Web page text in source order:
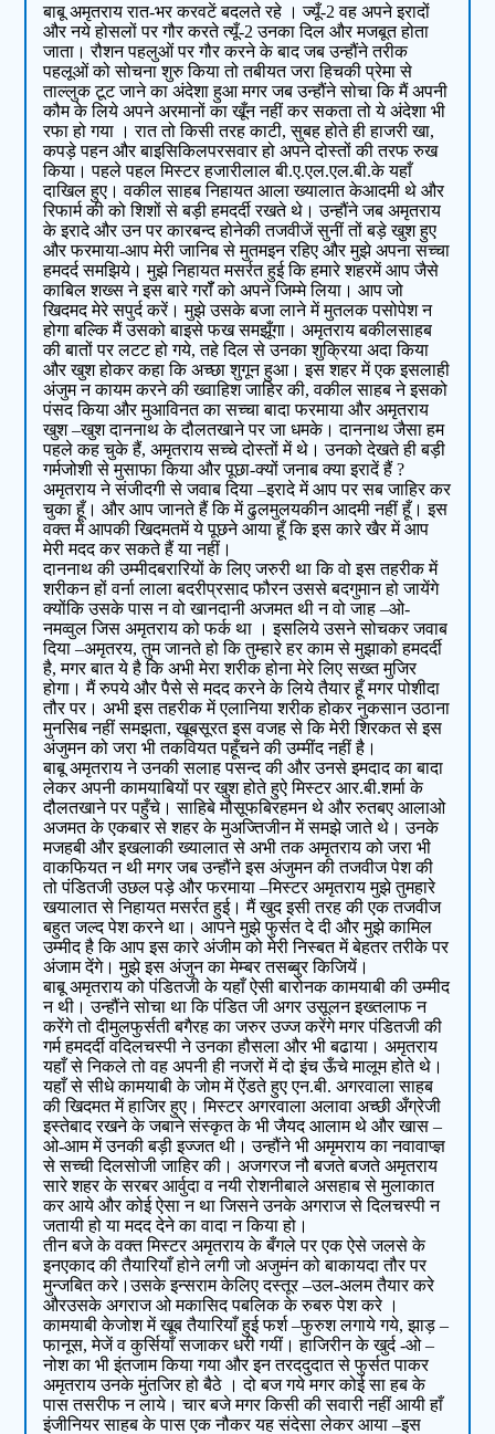
बाबू अमृतराय रात-भर करवटें बदलते रहे । ज्यूँ-2 वह अपने इरादों
और नये होसलों पर गौर करते त्यूँ-2 उनका दिल और मजबूत होता
जाता। रौशन पहलुओं पर गौर करने के बाद जब उन्हौंने तरीक
पहलूओं को सोचना शुरु किया तो तबीयत जरा हिचकी प्रेमा से
ताल्लुक टूट जाने का अंदेशा हुआ मगर जब उन्हौंने सोचा कि मैं अपनी
कौम के लिये अपने अरमानों का खूँन नहीं कर सकता तो ये अंदेशा भी
रफा हो गया । रात तो किसी तरह काटी, सुबह होते ही हाजरी खा,
कपड़े पहन और बाइसिकिलपरसवार हो अपने दोस्तों की तरफ रुख
किया। पहले पहल मिस्टर हजारीलाल बी.ए.एल.एल.बी.के यहाँ
दाखिल हुए। वकील साहब निहायत आला ख्यालात केआदमी थे और
रिफार्म की को शिशों से बड़ी हमदर्दी रखते थे। उन्हौंने जब अमृतराय
के इरादे और उन पर कारबन्द होनेकी तजवीजें सुनीं तों बड़े खुश हुए
और फरमाया-आप मेरी जानिब से मुतमइन रहिए और मुझे अपना सच्चा
हमदर्द समझिये। मुझे निहायत मसर्रत हुई कि हमारे शहरमें आप जैसे
काबिल शख्स ने इस बारे गरॉँ को अपने जिम्मे लिया। आप जो
खिदमद मेरे सपुर्द करें। मुझे उसके बजा लाने में मुतलक पसोपेश न
होगा बल्कि मैं उसको बाइसे फख समझूँगा। अमृतराय बकीलसाहब
की बातों पर लटट हो गये, तहे दिल से उनका शुक्रिया अदा किया
और खुश होकर कहा कि अच्छा शुगून हुआ। इस शहर में एक इसलाही
अंजुम न कायम करने की ख्वाहिश जाहिर की, वकील साहब ने इसको
पंसद किया और मुआविनत का सच्चा बादा फरमाया और अमृतराय
खुश –खुश दाननाथ के दौलतखाने पर जा धमके। दाननाथ जैसा हम
पहले कह चुके हैं, अमृतराय सच्चे दोस्तों में थे। उनको देखते ही बड़ी
गर्मजोशी से मुसाफा किया और पूछा-क्यों जनाब क्या इरादें हैं ?
अमृतराय ने संजीदगी से जवाब दिया –इरादे में आप पर सब जाहिर कर
चुका हूँ। और आप जानते हैं कि में ढुलमुलयकीन आदमी नहीं हूँ। इस
वक्त में आपकी खिदमतमें ये पूछने आया हूँ कि इस कारे खैर में आप
मेरी मदद कर सकते हैं या नहीं।
दाननाथ की उम्मीदबरारियों के लिए जरुरी था कि वो इस तहरीक में
शरीकन हों वर्ना लाला बदरीप्रसाद फौरन उससे बदगुमान हो जायेंगे
क्योंकि उसके पास न वो खानदानी अजमत थी न वो जाह –ओ-
नमव्वुल जिस अमृतराय को फर्क था । इसलिये उसने सोचकर जवाब
दिया –अमृतरय, तुम जानते हो कि तुम्हारे हर काम से मुझाको हमदर्दी
है, मगर बात ये है कि अभी मेरा शरीक होना मेरे लिए सख्त मुजिर
होगा। मैं रुपये और पैसे से मदद करने के लिये तैयार हूँ मगर पोशीदा
तौर पर। अभी इस तहरीक में एलानिया शरीक होकर नुकसान उठाना
मुनसिब नहीं समझता, खूबसूरत इस वजह से कि मेरी शिरकत से इस
अंजुमन को जरा भी तकवियत पहूँचने की उम्मींद नहीं है।
बाबू अमृतराय ने उनकी सलाह पसन्द की और उनसे इमदाद का बादा
लेकर अपनी कामयाबियों पर खुश होते हुऐ मिस्टर आर.बी.शर्मा के
दौलतखाने पर पहुँचे। साहिबे मौसूफबिरहमन थे और रुतबए आलाओ
अजमत के एकबार से शहर के मुअज्तिजीन में समझे जाते थे। उनके
मजहबी और इखलाकी ख्यालात से अभी तक अमृतराय को जरा भी
वाकफियत न थी मगर जब उन्हौंने इस अंजुमन की तजवीज पेश की
तो पंडितजी उछल पड़े और फरमाया –मिस्टर अमृतराय मुझे तुमहारे
खयालात से निहायत मसर्रत हुई। मैं खुद इसी तरह की एक तजवीज
बहुत जल्द पेश करने था। आपने मुझे फुर्सत दे दी और मुझे कामिल
उम्मीद है कि आप इस कारे अंजीम को मेरी निस्बत में बेहतर तरीके पर
अंजाम देंगे। मुझे इस अंजुन का मेम्बर तसब्बुर किजियें।
बाबू अमृतराय को पंडितजी के यहाँ ऐसी बारोनक कामयाबी की उम्मीद
न थी। उन्हौंने सोचा था कि पंडित जी अगर उसूलन इख्तलाफ न
करेंगे तो दीमुलफुर्सती बगैरह का जरुर उज्ज करेंगे मगर पंडितजी की
गर्म हमदर्दी वदिलचस्पी ने उनका हौसला और भी बढाया। अमृतराय
यहाँ से निकले तो वह अपनी ही नजरों में दो इंच ऊँचे मालूम होते थे।
यहाँ से सीधे कामयाबी के जोम में ऐंडते हुए एन.बी. अगरवाला साहब
की खिदमत में हाजिर हुए। मिस्टर अगरवाला अलावा अच्छी अँग्रेजी
इस्तेबाद रखने के जबाने संस्कृत के भी जैयद आलाम थे और खास –
ओ-आम में उनकी बड़ी इज्जत थी। उन्हौंने भी अमृमराय का नवावाप्ज्ञ
से सच्ची दिलसोजी जाहिर की। अजगरज नौ बजते बजते अमृतराय
सारे शहर के सरबर आर्वुदा व नयी रोशनीबाले असहाब से मुलाकात
कर आये और कोई ऐसा न था जिसने उनके अगराज से दिलचस्पी न
जतायी हो या मदद देने का वादा न किया हो।
तीन बजे के वक्त मिस्टर अमृतराय के बँगले पर एक ऐसे जलसे के
इनएकाद की तैयारियाँ होने लगी जो अजुमंन को बाकायदा तौर पर
मुन्जबित करे।उसके इन्सराम केलिए दस्तूर –उल-अलम तैयार करे
औरउसके अगराज ओ मकासिद पबलिक के रुबरु पेश करे ।
कामयाबी केजोश में खूब तैयारियाँ हुई फर्श –फुरुश लगाये गये, झाड़ –
फानूस, मेजें व कुर्सियाँ सजाकर धरी गयीं। हाजिरीन के खुर्द -ओ –
नोश का भी इंतजाम किया गया और इन तरददुदात से फुर्सत पाकर
अमृतराय उनके मुंतजिर हो बैठे । दो बज गये मगर कोई सा हब के
पास तसरीफ न लाये। चार बजे मगर किसी की सवारी नहीं आयी हाँ
इंजीनियर साहब के पास एक नौकर यह संदेसा लेकर आया –इस